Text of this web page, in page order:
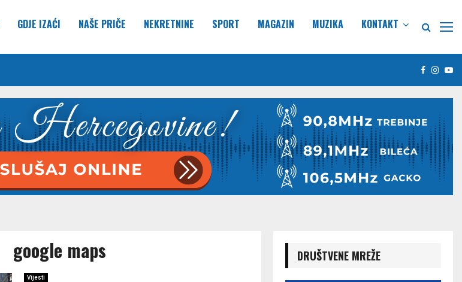
GDJE IZAĆI NAŠE PRIČE NEKRETNINE SPORT MAGAZIN MUZIKA KONTAKT
Facebook
google maps
Vijesti
DRUŠTVENE MREŽE